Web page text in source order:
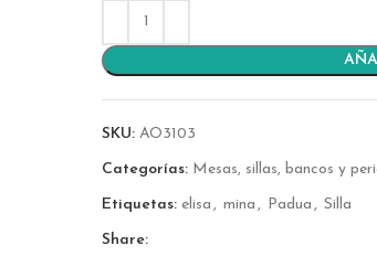
SKU: AO3103
Categorías: Mesas, sillas, bancos y
Etiquetas: elisa , mina , Padua , Silla
Share: